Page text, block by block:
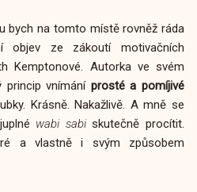
bych na tomto místě rovněž ráda
objev ze zákoutí motivačních
Kemptonové. Autorka ve svém
princip vnímání prosté a pomíjivé
Krásně. Nakažlivě. A mně se
wabi sabiskutečně procítit.
a vlastně i svým způsobem